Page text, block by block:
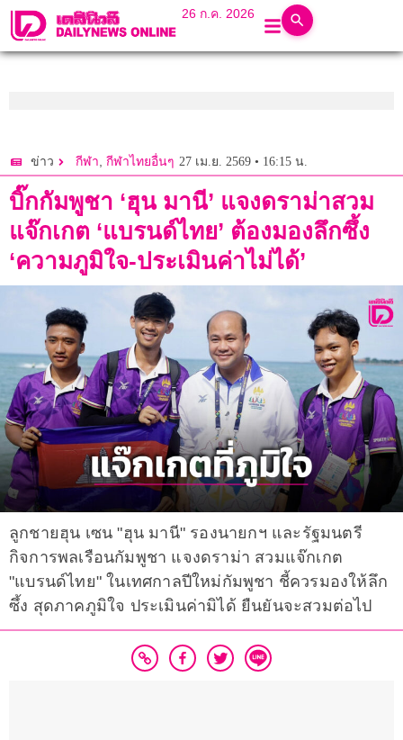
26 ก.ค. 2026
ข่าว กีฬา, กีฬาไทยอื่นๆ 27 เม.ย. 2569 • 16:15 น.
บิ๊กกัมพูชา ‘ฮุน มานี’ แจงดราม่าสวม
แจ๊กเกต ‘แบรนด์ไทย’ ต้องมองลึกซึ้ง
‘ความภูมิใจ-ประเมินค่าไม่ได้’
ลูกชายฮุน เซน "ฮุน มานี" รองนายกฯ และรัฐมนตรี
กิจการพลเรือนกัมพูชา แจงดราม่า สวมแจ๊กเกต
"แบรนด์ไทย" ในเทศกาลปีใหม่กัมพูชา ชี้ควรมองให้ลึก
ซึ้ง สุดภาคภูมิใจ ประเมินค่ามิได้ ยืนยันจะสวมต่อไป